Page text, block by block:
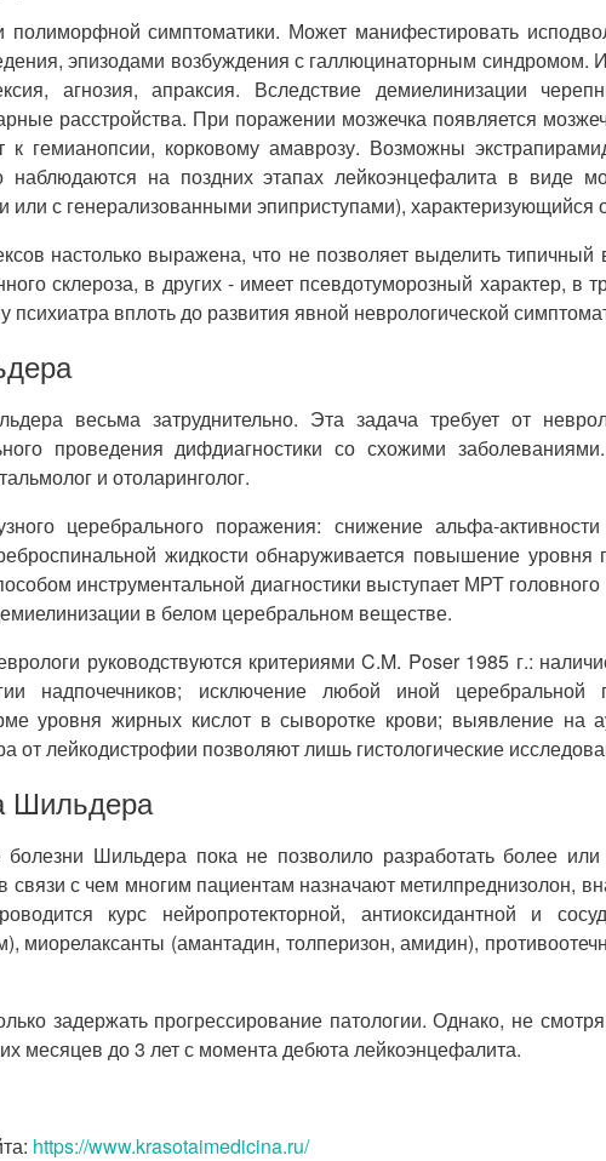
симптоматики. Может манифестировать
эпизодами возбуждения с галлюцинаторным синдромом.
агнозия, апраксия. Вследствие демиелинизации
расстройства. При поражении мозжечка появляется
гемианопсии, корковому амаврозу. Возможны
на поздних этапах лейкоэнцефалита в виде
с генерализованными эпиприступами),
настолько выражена, что не позволяет выделить
склероза, в других - имеет псевдотуморозный характер, в
вплоть до развития явной неврологической
весьма затруднительно. Эта задача требует от
проведения дифдиагностики со схожими
и отоларинголог.
церебрального поражения: снижение альфа-
жидкости обнаруживается повышение
инструментальной диагностики выступает МРТ
в белом церебральном веществе.
руководствуются критериями C.M. Poser 1985 г.:
надпочечников; исключение любой иной церебральной
уровня жирных кислот в сыворотке крови; выявление на
от лейкодистрофии позволяют лишь гистологические
Шильдера
болезни Шильдера пока не позволило разработать более
с чем многим пациентам назначают метилпреднизолон,
курс нейропротекторной, антиоксидантной и
миорелаксанты (амантадин, толперизон, амидин),
задержать прогрессирование патологии. Однако, не
месяцев до 3 лет с момента дебюта лейкоэнцефалита.
https://www.krasotaimedicina.ru/